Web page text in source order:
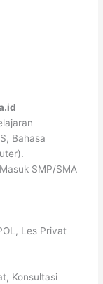
Bahasa
SMP/SMA
Les Privat
Konsultasi